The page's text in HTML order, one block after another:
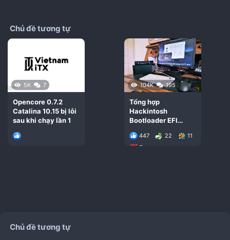
Chủ đề tương tự
5K 7
Opencore 0.7.2
Catalina 10.15 bị lỗi
sau khi chạy lần 1
104K 195
Tổng hợp
Hackintosh
Bootloader EFI
2020
447 22
11
5
Chủ đề tương tự